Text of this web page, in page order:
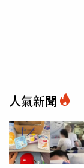
人氣新聞